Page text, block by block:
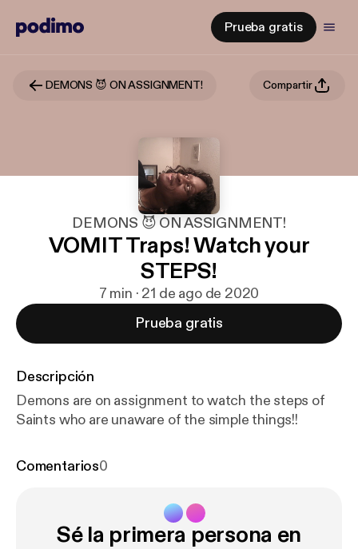
Prueba gratis
DEMONS 😈 ON ASSIGNMENT! Compartir
DEMONS 😈 ON ASSIGNMENT!
VOMIT Traps! Watch your
STEPS!
7 min · 21 de ago de 2020
Prueba gratis
Descripción
Demons are on assignment to watch the steps of
Saints who are unaware of the simple things!!
Comentarios0
Sé la primera persona en